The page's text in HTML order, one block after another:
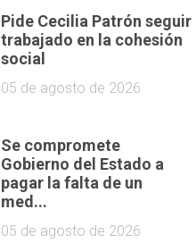
Pide Cecilia Patrón seguir
trabajado en la cohesión
social
05 de agosto de 2026
Se compromete
Gobierno del Estado a
pagar la falta de un
med...
05 de agosto de 2026